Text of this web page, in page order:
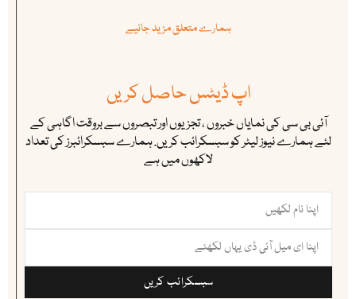
ہمارے متعلق مزید جانیے
اپ ڈیٹس حاصل کریں
آئی بی سی کی نمایاں خبروں ، تجزیوں اور تبصروں سے بروقت اگاہی کے
لئے ہمارے نیوز لیٹر کو سبسکرائب کریں. ہمارے سبسکرائبرز کی تعداد
لاکھوں میں ہے
سبسکرائب کریں